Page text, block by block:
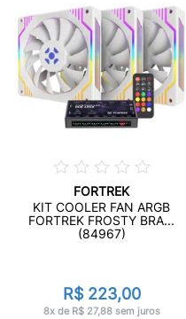
FORTREK
KIT COOLER FAN ARGB
FORTREK FROSTY BRA...
(84967)
R$ 223,00
8x de R$ 27,88 sem juros